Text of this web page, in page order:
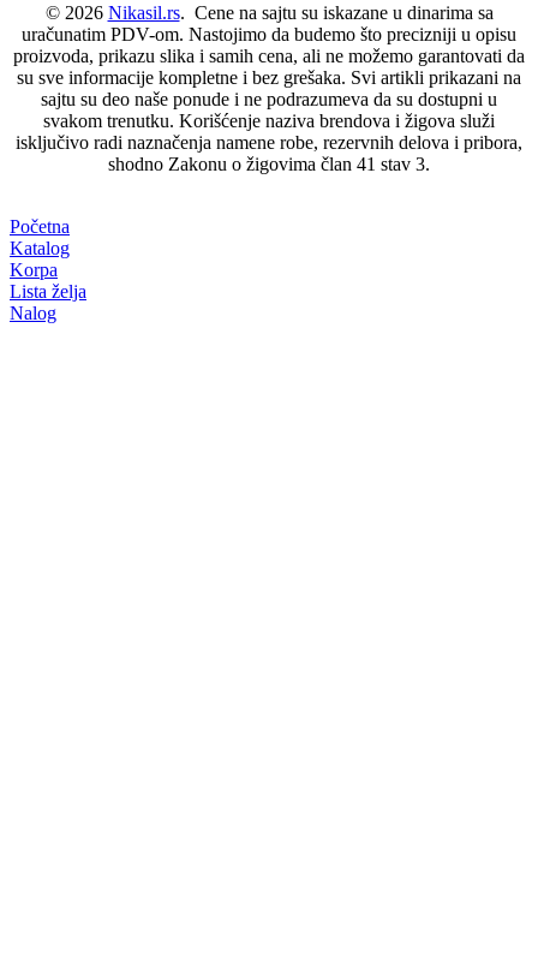
© 2026 Nikasil.rs. Cene na sajtu su iskazane u dinarima sa
uračunatim PDV-om. Nastojimo da budemo što precizniji u opisu
proizvoda, prikazu slika i samih cena, ali ne možemo garantovati da
su sve informacije kompletne i bez grešaka. Svi artikli prikazani na
sajtu su deo naše ponude i ne podrazumeva da su dostupni u
svakom trenutku. Korišćenje naziva brendova i žigova služi
isključivo radi naznačenja namene robe, rezervnih delova i pribora,
shodno Zakonu o žigovima član 41 stav 3.
Početna
Katalog
Korpa
Lista želja
Nalog